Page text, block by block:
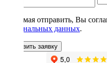
Нажимая отправить, Вы
персональных данных.
Оставить заявку